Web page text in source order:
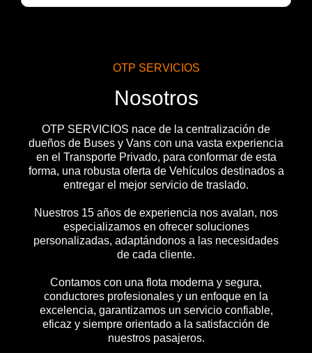
OTP SERVICIOS
Nosotros
OTP SERVICIOS nace de la centralización de
dueños de Buses y Vans con una vasta experiencia
en el Transporte Privado, para conformar de esta
forma, una robusta oferta de Vehículos destinados a
entregar el mejor servicio de traslado.
Nuestros 15 años de experiencia nos avalan, nos
especializamos en ofrecer soluciones
personalizadas, adaptándonos a las necesidades
de cada cliente.
Contamos con una flota moderna y segura,
conductores profesionales y un enfoque en la
excelencia, garantizamos un servicio confiable,
eficaz y siempre orientado a la satisfacción de
nuestros pasajeros.